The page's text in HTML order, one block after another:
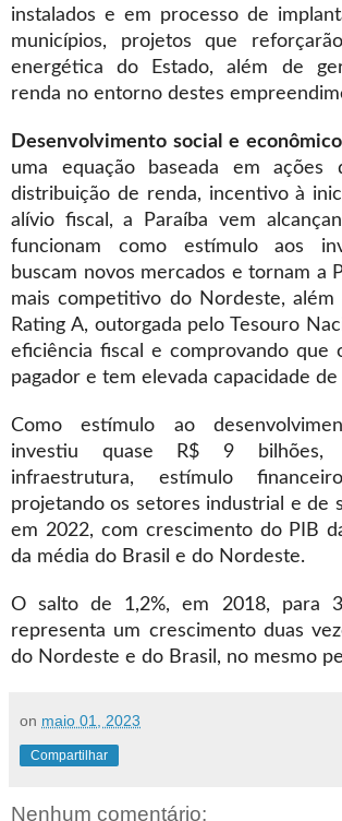
instalados e em processo de
municípios, projetos que
energética do Estado, além de
renda no entorno destes
Desenvolvimento social e
uma equação baseada em ações
distribuição de renda, incentivo à
alívio fiscal, a Paraíba vem
funcionam como estímulo aos
buscam novos mercados e tornam a
mais competitivo do Nordeste, além
Rating A, outorgada pelo Tesouro
eficiência fiscal e comprovando que
pagador e tem elevada capacidade
Como estímulo ao
investiu quase R$ 9 bilhões,
infraestrutura, estímulo
projetando os setores industrial e de
em 2022, com crescimento do PIB
da média do Brasil e do Nordeste.
O salto de 1,2%, em 2018, para
representa um crescimento duas
do Nordeste e do Brasil, no mesmo
on maio 01, 2023
Compartilhar
Nenhum comentário: